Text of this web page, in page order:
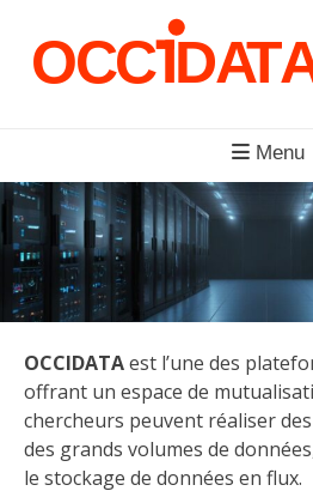
content
Menu
OCCIDATAest l’une des
offrant un espace de
chercheurs peuvent réaliser
des grands volumes de
le stockage de données en flux.